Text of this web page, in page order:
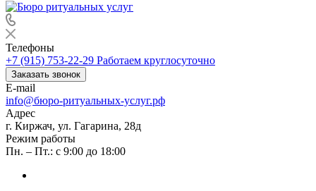
Телефоны
+7 (915) 753-22-29 Работаем круглосуточно
Заказать звонок
E-mail
info@бюро-ритуальных-услуг.рф
Адрес
г. Киржач, ул. Гагарина, 28д
Режим работы
Пн. – Пт.: с 9:00 до 18:00